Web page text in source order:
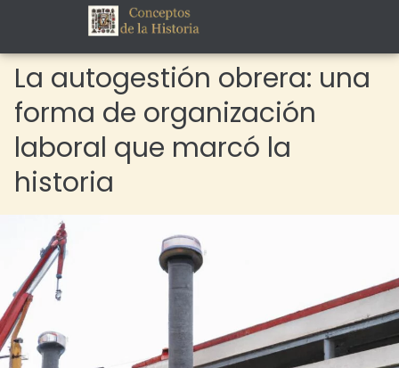
La autogestión obrera: una
forma de organización
laboral que marcó la
historia